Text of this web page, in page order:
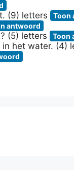
(9) letters Toon
antwoord
(5) letters Toon
het water. (4)